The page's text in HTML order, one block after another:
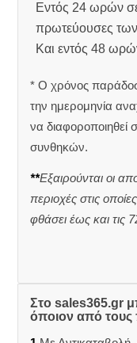
Εντός 24 ωρών σε
πρωτεύουσες των
Και εντός 48
* Ο χρόνος
την ημερομηνία
να
συνθηκών.
**Εξαιρούνται οι
περιοχές στις
φθάσει έως και τις
Στο sales365.gr
όποιον από τους